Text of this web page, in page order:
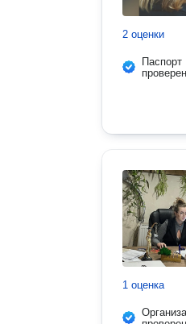
2 оценки
Паспорт
проверен
1 оценка